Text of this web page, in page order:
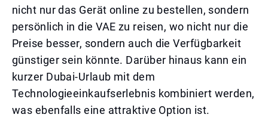
nicht nur das Gerät online zu bestellen, sondern
persönlich in die VAE zu reisen, wo nicht nur die
Preise besser, sondern auch die Verfügbarkeit
günstiger sein könnte. Darüber hinaus kann ein
kurzer Dubai-Urlaub mit dem
Technologieeinkaufserlebnis kombiniert werden,
was ebenfalls eine attraktive Option ist.